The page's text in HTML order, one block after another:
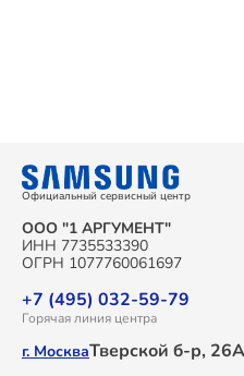
Официальный сервисный центр
ООО "1 АРГУМЕНТ"
ИНН 7735533390
ОГРН 1077760061697
+7 (495) 032-59-79
Горячая линия центра
г. МоскваТверской б-р, 26А